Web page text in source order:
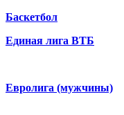
Баскетбол
Единая лига ВТБ
Евролига (мужчины)